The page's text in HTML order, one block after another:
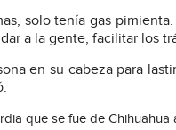
solo tenía gas
a la gente, facilitar los
en su cabeza para
que se fue de Chihuahua